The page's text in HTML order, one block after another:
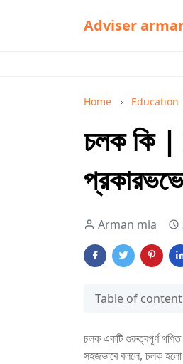
Adviser
Home Education
চলক কি |
Arman mia
Table of content
চলক একটি গুরুত্বপূর্ণ গণিত
সহজভাবে বললে, চলক হলো